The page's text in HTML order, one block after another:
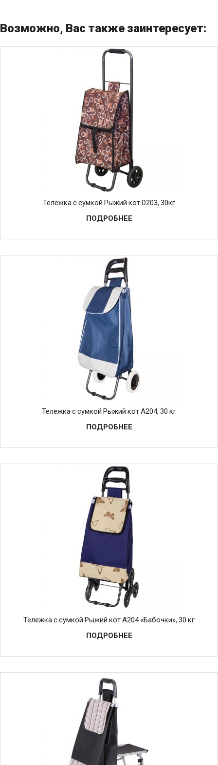
Возможно, Вас также заинтересует:
Тележка с сумкой Рыжий кот D203, 30кг
ПОДРОБНЕЕ
Тележка с сумкой Рыжий кот A204, 30 кг
ПОДРОБНЕЕ
Тележка с сумкой Рыжий кот А204 «Бабочки», 30 кг
ПОДРОБНЕЕ